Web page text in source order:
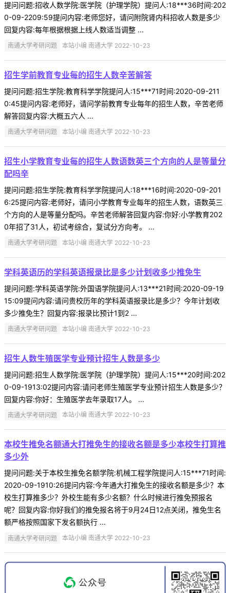
提问问题:招收人数学院:医学院（护理学院）提问人:18***36时间:202
0-09-2209:59提问内容:老师您好，请问附院肾内科招收人数是多少
回复内容:每年根据根据上线人数适当调整 ...
南通大学考研问题 本站小编 南通大学 2022-10-23
招生学前教育专业每的招生人数辛苦解答
提问问题:招生学院:教育科学学院提问人:15***71时间:2020-09-211
0:45提问内容:老师好，请问学前教育专业每年的招生人数，辛苦老师
解答回复内容:大概五六人 ...
南通大学考研问题 本站小编 南通大学 2022-10-23
招生小学教育专业每的招生人数语数英三个方向的人是等量分
配吗辛
提问问题:招生学院:教育科学学院提问人:18***16时间:2020-09-201
6:25提问内容:老师好，请问小学教育专业每年的招生人数，语数英三
个方向的人是等量分配吗。辛苦老师解答回复内容:你好:小学教育202
0年招了31人，初试考综合，复试分方向考。 ...
南通大学考研问题 本站小编 南通大学 2022-10-23
学科英语历的学科英语报录比是多少计划收多少推免生
提问问题:学科英语学院:外国语学院提问人:13***21时间:2020-09-19
15:09提问内容:请问贵校历年的学科英语报录比是多少？今年计划收
多少推免生？回复内容:报录比预计1到2 ...
南通大学考研问题 本站小编 南通大学 2022-10-23
招生人数生殖医学专业预计招生人数是多少
提问问题:招生人数学院:医学院（护理学院）提问人:15***20时间:202
0-09-1913:02提问内容:请问老师生殖医学专业预计招生人数是多少？
回复内容:你好：生殖医学去年录取17人。 ...
南通大学考研问题 本站小编 南通大学 2022-10-23
本校生推免名额通大打推免生的接收名额是多少本校生打算推
多少外
提问问题:关于本校生推免名额学院:机械工程学院提问人:15***71时间:
2020-09-1910:26提问内容:今年通大打推免生的接收名额是多少？本
校生打算推多少？外校生能有多少名额？什么时候进行推免预报名
呢？回复内容:你好我们的推免报名将于9月24日12点关闭，推免生名
额严格按照国家下发名额执行 ...
南通大学考研问题 本站小编 南通大学 2022-10-23